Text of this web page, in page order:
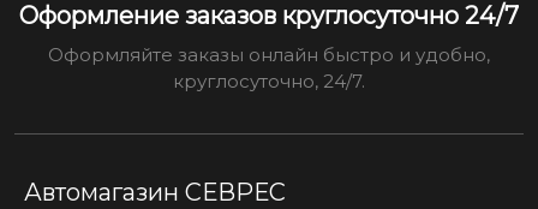
Оформление заказов круглосуточно 24/7
Оформляйте заказы онлайн быстро и удобно,
круглосуточно, 24/7.
Автомагазин СЕВРЕС